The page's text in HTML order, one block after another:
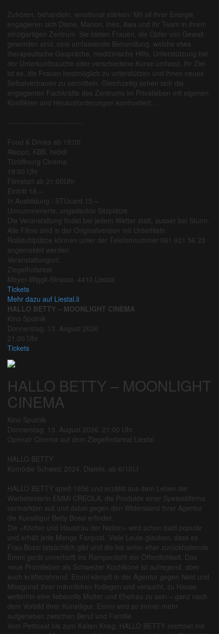
Zuhören, behandeln, emotional stärken: Mit all ihrer Energie
engagieren sich Diane, Manon, Inès, Awa und ihr Team in ihrem
einzigartigen Zentrum. Sie bieten Frauen, die Opfer von Gewalt
geworden sind, eine umfassende Behandlung, welche etwa
therapeutische Gespräche, medizinische Hilfe, Unterstützung bei
der Unterkunftssuche oder verschiedene Kurse umfasst. Ihr Ziel
ist es, die Frauen bestmöglich zu unterstützen und ihnen neues
Selbstvertrauen zu vermitteln. Gleichzeitig sehen sich die
engagierten Fachkräfte des Zentrums im Privatleben mit eigenen
Konflikten und Herausforderungen konfrontiert…
-------------------------------
Food & Drinks ab 19:00
Aleppo, KBB, hebdi
Türöffnung Cinema:
19:00 Uhr
Filmstart ab 21:00Uhr
Eintritt 18.–
In Ausbildung / STUcard 15.–
Unnummerierte, ungedeckte Sitzplätze.
Die Veranstaltung findet bei jedem Wetter statt, ausser bei Sturm.
Alle Filme sind in der Originalversion mit Untertiteln.
Rollstuhlplätze können unter der Telefonnummer 061 921 56 23
angemeldet werden.
Veranstaltungort:
Ziegelhofareal
Meyer-Wiggli-Strasse, 4410 Liestal
Tickets
Mehr dazu auf Liestal.li
HALLO BETTY – MOONLIGHT CINEMA
Kino Sputnik
Donnerstag, 13. August 2026
21:00 Uhr
Tickets
HALLO BETTY – MOONLIGHT
CINEMA
Kino Sputnik
Donnerstag, 13. August 2026. 21:00 Uhr
Openair Cinema auf dem Ziegelhofareal Liestal
HALLO BETTY
Komödie Schweiz 2024, Dialekt, ab 6(10)J
HALLO BETTY spielt 1956 und erzählt aus dem Leben der
Werbetexterin EMMI CREOLA, die Produkte einer Speiseölfirma
vermarkten soll und dabei gegen den Widerstand ihrer Agentur
die Kunstfigur Betty Bossi erfindet.
Die «Köchin und Hausfrau der Nation» wird schon bald populär
und erhält jede Menge Fanpost. Viele Leute glauben, dass es
Frau Bossi tatsächlich gibt und die bis anhin eher zurückhaltende
Emmi gerät unverhofft ins Rampenlicht der Öffentlichkeit. Das
neue Promileben als Schweizer Kochikone ist aufregend, aber
auch kräftezehrend. Emmi kämpft in der Agentur gegen Neid und
Missgunst ihrer männlichen Kollegen und versucht, zu Hause
weiterhin eine liebevolle Mutter und Ehefrau zu sein – ganz nach
dem Vorbild ihrer Kunstfigur. Emmi wird so immer mehr
aufgerieben zwischen Beruf und Familie.
Vom Petticoat bis zum Kalten Krieg: HALLO BETTY zeichnet mit